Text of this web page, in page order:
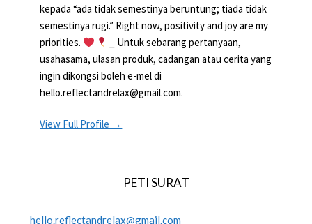
kepada “ada tidak semestinya beruntung; tiada tidak
semestinya rugi.” Right now, positivity and joy are my
priorities.
_ Untuk sebarang pertanyaan,
usahasama, ulasan produk, cadangan atau cerita yang
ingin dikongsi boleh e-mel di
hello.reflectandrelax@gmail.com.
View Full Profile →
PETI SURAT
hello.reflectandrelax@gmail.com